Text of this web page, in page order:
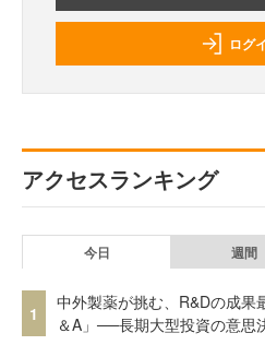
ログ
アクセスランキング
今日 週間
1
中外製薬が挑む、R&Dの成果
＆A」──長期大型投資の意思